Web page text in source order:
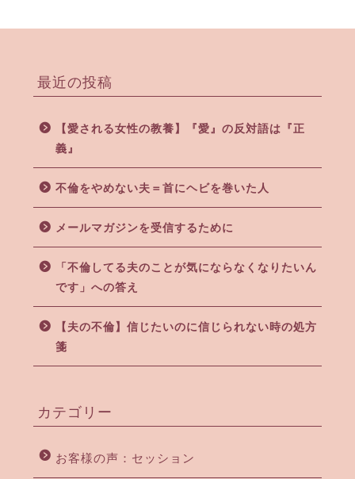
最近の投稿
【愛される女性の教養】『愛』の反対語は『正
義』
不倫をやめない夫＝首にヘビを巻いた人
メールマガジンを受信するために
「不倫してる夫のことが気にならなくなりたいん
です」への答え
【夫の不倫】信じたいのに信じられない時の処方
箋
カテゴリー
お客様の声：セッション